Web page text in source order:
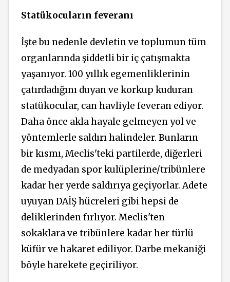
Statükocuların feveranı
İşte bu nedenle devletin ve toplumun tüm
organlarında şiddetli bir iç çatışmakta
yaşanıyor. 100 yıllık egemenliklerinin
çatırdadığını duyan ve korkup kuduran
statükocular, can havliyle feveran ediyor.
Daha önce akla hayale gelmeyen yol ve
yöntemlerle saldırı halindeler. Bunların
bir kısmı, Meclis'teki partilerde, diğerleri
de medyadan spor kulüplerine/tribünlere
kadar her yerde saldırıya geçiyorlar. Adete
uyuyan DAİŞ hücreleri gibi hepsi de
deliklerinden fırlıyor. Meclis'ten
sokaklara ve tribünlere kadar her türlü
küfür ve hakaret ediliyor. Darbe mekaniği
böyle harekete geçiriliyor.